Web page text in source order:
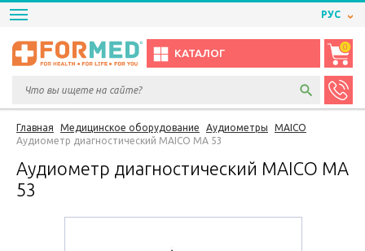
РУС
КАТАЛОГ
0
Главная Медицинское оборудование Аудиометры
MAICO
Аудиометр диагностический MAICO МА 53
Аудиометр диагностический MAICO МА
53